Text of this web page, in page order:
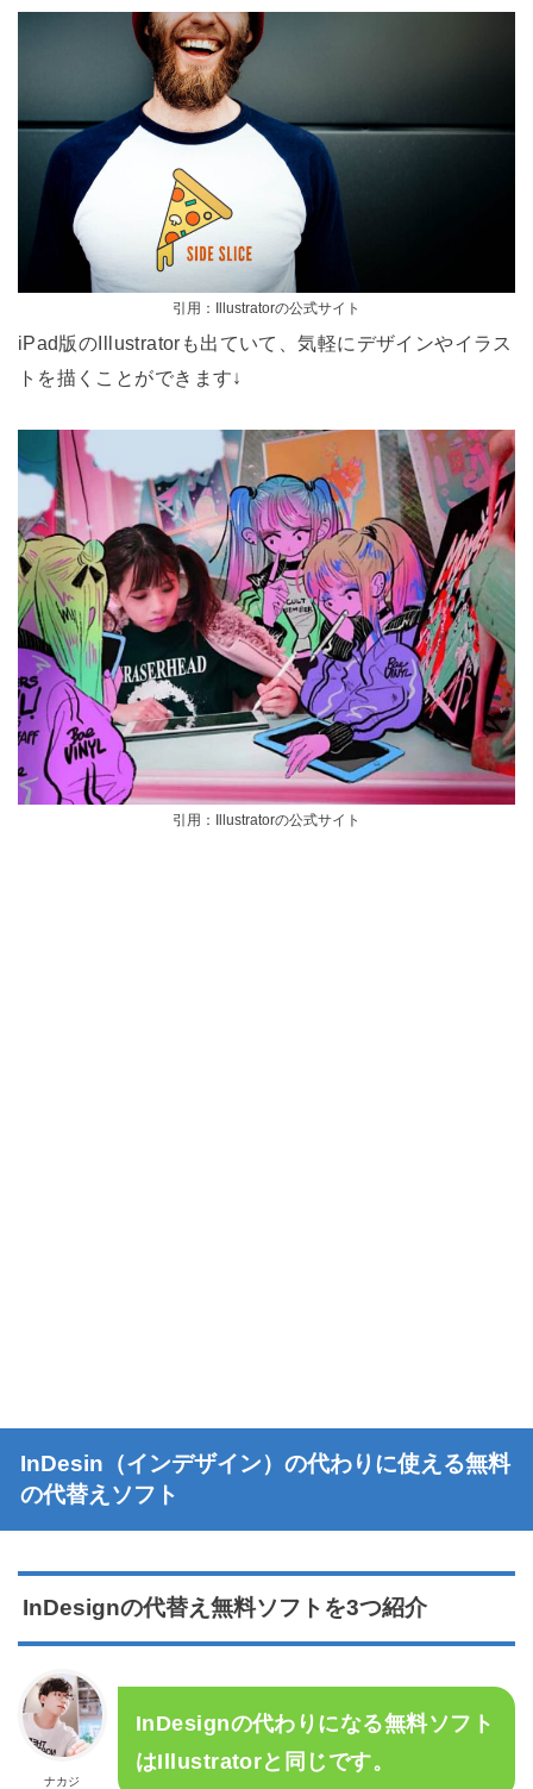
引用：Illustratorの公式サイト
iPad版のIllustratorも出ていて、気軽にデザインやイラス
トを描くことができます↓
引用：Illustratorの公式サイト
InDesin（インデザイン）の代わりに使える無料
の代替えソフト
InDesignの代替え無料ソフトを3つ紹介
ナカジ
InDesignの代わりになる無料ソフト
はIllustratorと同じです。